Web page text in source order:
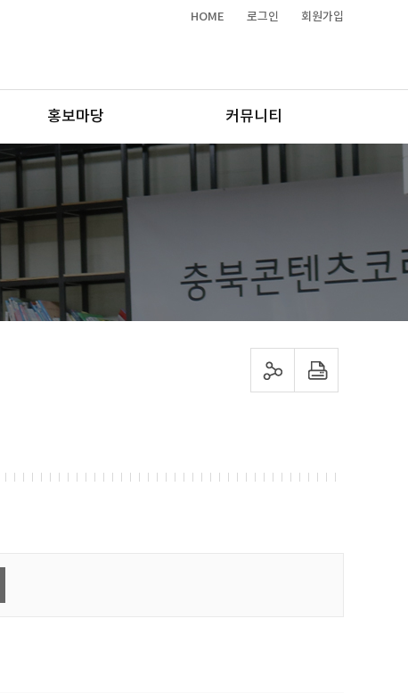
HOME 로그인 회원가입
홍보마당 커뮤니티
sns 공유하기 프린트하기